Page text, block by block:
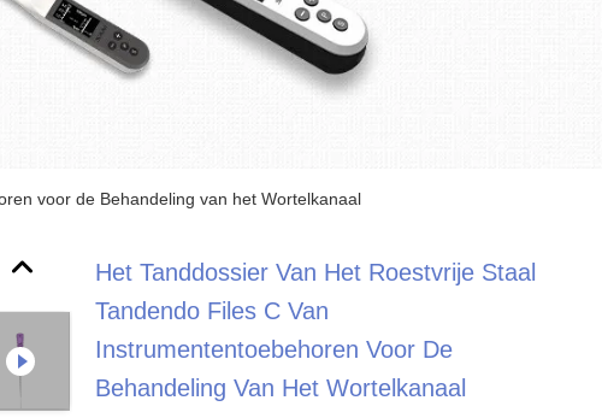
voor de Behandeling van het Wortelkanaal
Het Tanddossier Van Het Roestvrije Staal
Tandendo Files C Van
Instrumententoebehoren Voor De
Behandeling Van Het Wortelkanaal